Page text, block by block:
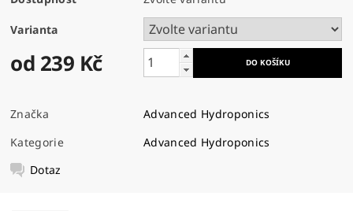
Varianta
od 239 Kč
Značka
Advanced Hydroponics
Kategorie
Advanced Hydroponics
Dotaz